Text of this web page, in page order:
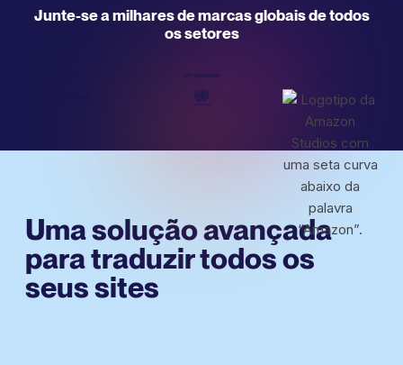
Junte-se a milhares de marcas globais de todos
os setores
Uma solução avançada
para traduzirtodos os
seus sites